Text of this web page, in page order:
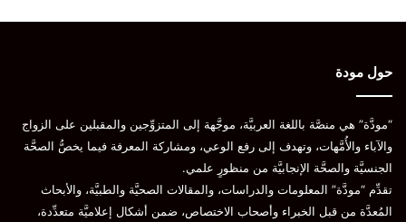
حول مودة
“مودَّة” هي منصَّة باللغة العربيَّة، موجَّهة إلى المتزوِّجين والمقبلين على الزواج
والآباء والأُمَّهات، وتهدف إلى رفع الوعي، ومشاركة المعرفة فيما يخصُّ الصحَّة
الجنسيَّة والصحَّة الإنجابيَّة من منظورٍ علمي.
تقدِّم “مودَّة” المعلومات والدراسات، والمقالات الصحيَّة والطبيَّة، والأبحاث
المُعدَّة من قبل الخبراء وأصحاب الاختصاص، ضمن أشكال إعلاميَّة متعدِّدة،